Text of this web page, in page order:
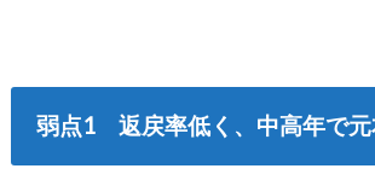
弱点1 返戻率低く、中高年で元